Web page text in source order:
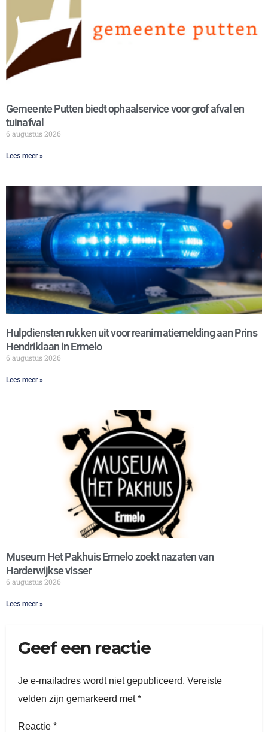
Gemeente Putten biedt ophaalservice voor grof afval en
tuinafval
6 augustus 2026
Lees meer »
Hulpdiensten rukken uit voor reanimatiemelding aan Prins
Hendriklaan in Ermelo
6 augustus 2026
Lees meer »
Museum Het Pakhuis Ermelo zoekt nazaten van
Harderwijkse visser
6 augustus 2026
Lees meer »
Geef een reactie
Je e-mailadres wordt niet gepubliceerd. Vereiste
velden zijn gemarkeerd met*
Reactie *